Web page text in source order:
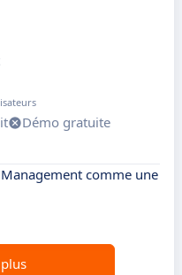
Démo gratuite
comme une